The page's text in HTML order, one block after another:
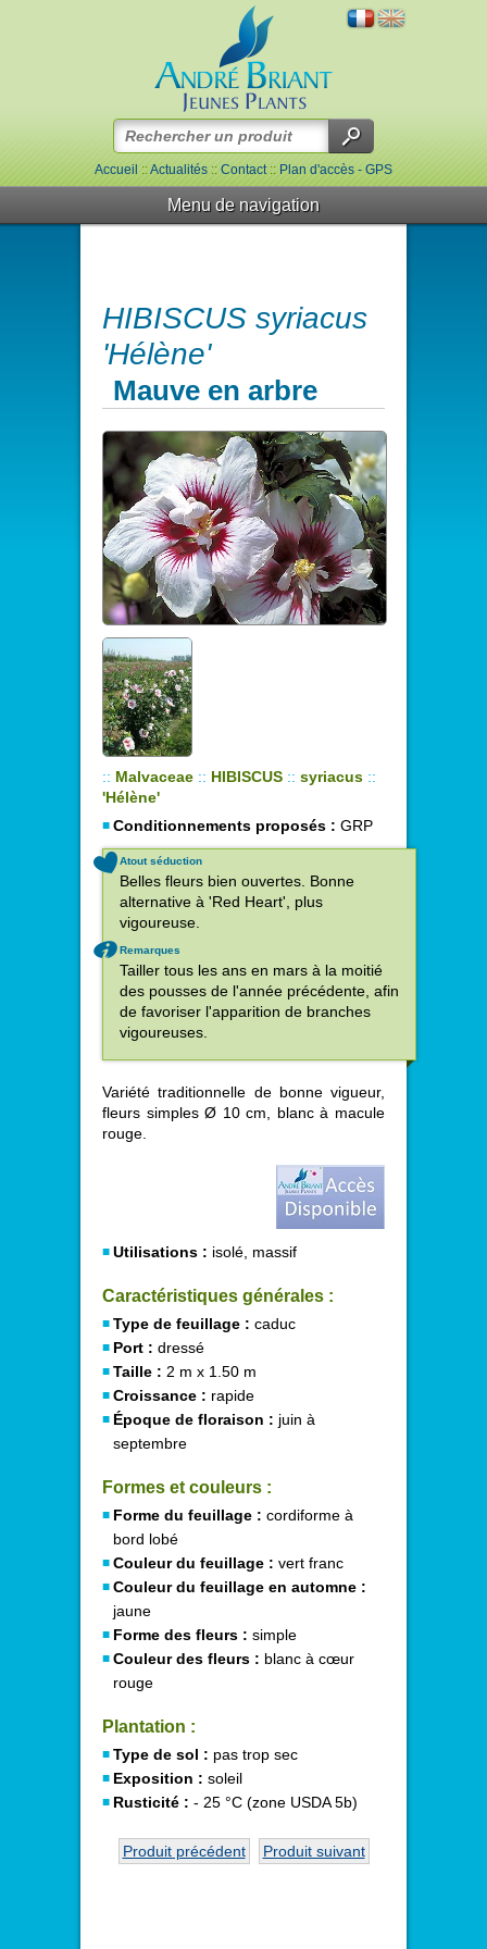
Accueil::Actualités::Contact::Plan d'accès - GPS
Menu de navigation
HIBISCUS syriacus
'Hélène'
Mauve en arbre
:: Malvaceae :: HIBISCUS :: syriacus ::
'Hélène'
Conditionnements proposés : GRP
Atout séduction
Belles fleurs bien ouvertes. Bonne
alternative à 'Red Heart', plus
vigoureuse.
Remarques
Tailler tous les ans en mars à la moitié
des pousses de l'année précédente, afin
de favoriser l'apparition de branches
vigoureuses.
Variété traditionnelle de bonne vigueur,
fleurs simples Ø 10 cm, blanc à macule
rouge.
Utilisations : isolé, massif
Caractéristiques générales :
Type de feuillage : caduc
Port : dressé
Taille : 2 m x 1.50 m
Croissance : rapide
Époque de floraison : juin à
septembre
Formes et couleurs :
Forme du feuillage : cordiforme à
bord lobé
Couleur du feuillage : vert franc
Couleur du feuillage en automne :
jaune
Forme des fleurs : simple
Couleur des fleurs : blanc à cœur
rouge
Plantation :
Type de sol : pas trop sec
Exposition : soleil
Rusticité : - 25 °C (zone USDA 5b)
Produit précédent Produit suivant